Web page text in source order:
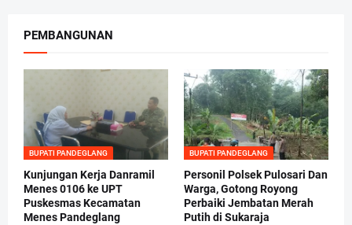
PEMBANGUNAN
BUPATI PANDEGLANG
Kunjungan Kerja Danramil
Menes 0106 ke UPT
Puskesmas Kecamatan
Menes Pandeglang
BUPATI PANDEGLANG
Personil Polsek Pulosari Dan
Warga, Gotong Royong
Perbaiki Jembatan Merah
Putih di Sukaraja